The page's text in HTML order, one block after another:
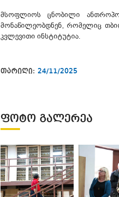
მსოფლიოს ცნობილი
მონაწილეობდნენ, რომელიც
კვლევითი ინსტიტუტია.
თარიღი: 24/11/2025
ᲤᲝᲢᲝ ᲒᲐᲚᲔᲠᲔᲐ